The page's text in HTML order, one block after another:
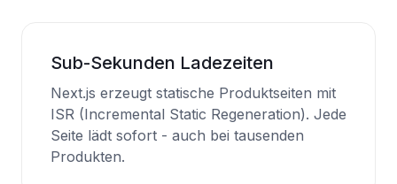
Sub-Sekunden Ladezeiten
Next.js erzeugt statische Produktseiten mit
ISR (Incremental Static Regeneration). Jede
Seite lädt sofort - auch bei tausenden
Produkten.